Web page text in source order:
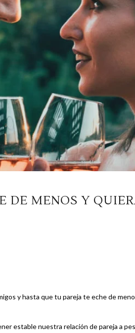
DE MENOS Y
y hasta que tu pareja te eche de
estable nuestra relación de pareja a